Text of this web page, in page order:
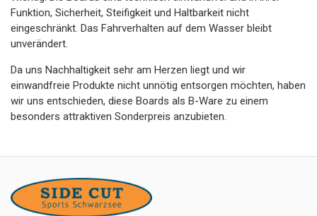
Funktion, Sicherheit, Steifigkeit und Haltbarkeit nicht
eingeschränkt. Das Fahrverhalten auf dem Wasser bleibt
unverändert.
Da uns Nachhaltigkeit sehr am Herzen liegt und wir
einwandfreie Produkte nicht unnötig entsorgen möchten, haben
wir uns entschieden, diese Boards als B-Ware zu einem
besonders attraktiven Sonderpreis anzubieten.